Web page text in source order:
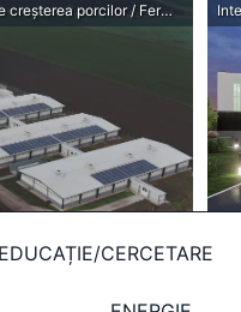
Agronicolescu - Complex de creșterea porcilor / Fermă reproducere suine
EDUCAȚIE/CERCETARE